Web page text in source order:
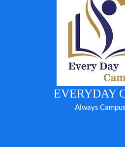
EVERYDAY
Always